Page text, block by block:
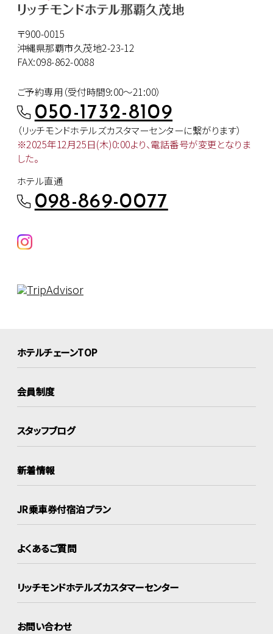
〒900-0015
沖縄県那覇市久茂地2-23-12
FAX:098-862-0088
ご予約専用（受付時間9:00～21:00）
050-1732-8109
（リッチモンドホテルズカスタマーセンターに繋がります）
※2025年12月25日(木)0:00より、電話番号が変更となりま
した。
ホテル直通
098-869-0077
ホテルチェーンTOP
会員制度
スタッフブログ
新着情報
JR乗車券付宿泊プラン
よくあるご質問
リッチモンドホテルズカスタマーセンター
お問い合わせ